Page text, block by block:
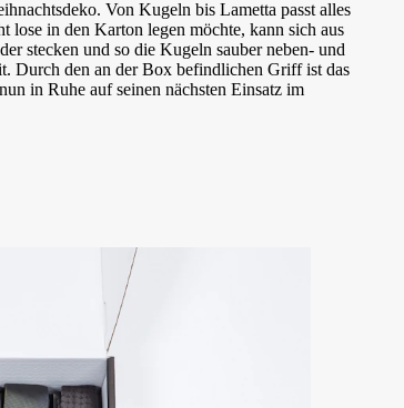
Von Kugeln bis Lametta passt alles
in den Karton legen möchte, kann sich aus
stecken und so die Kugeln sauber neben- und
Durch den an der Box befindlichen Griff ist das
in Ruhe auf seinen nächsten Einsatz im